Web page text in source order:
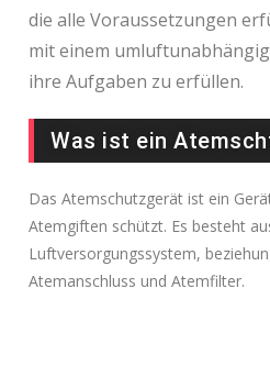
die alle Voraussetzungen
mit einem
ihre Aufgaben zu erfüllen.
Was ist ein
Das Atemschutzgerät ist ein
Atemgiften schützt. Es besteht
Luftversorgungssystem,
Atemanschluss und Atemfilter.